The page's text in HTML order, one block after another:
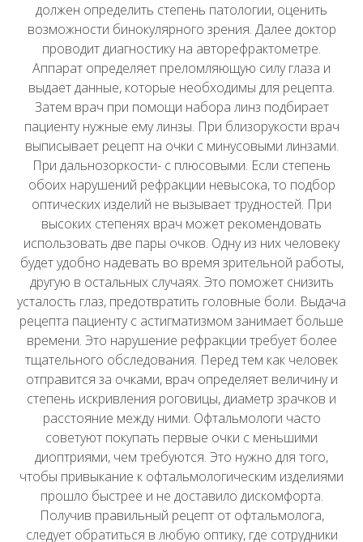
должен определить степень патологии, оценить
возможности бинокулярного зрения. Далее доктор
проводит диагностику на авторефрактометре.
Аппарат определяет преломляющую силу глаза и
выдает данные, которые необходимы для рецепта.
Затем врач при помощи набора линз подбирает
пациенту нужные ему линзы. При близорукости врач
выписывает рецепт на очки с минусовыми линзами.
При дальнозоркости- с плюсовыми. Если степень
обоих нарушений рефракции невысока, то подбор
оптических изделий не вызывает трудностей. При
высоких степенях врач может рекомендовать
использовать две пары очков. Одну из них человеку
будет удобно надевать во время зрительной работы,
другую в остальных случаях. Это поможет снизить
усталость глаз, предотвратить головные боли. Выдача
рецепта пациенту с астигматизмом занимает больше
времени. Это нарушение рефракции требует более
тщательного обследования. Перед тем как человек
отправится за очками, врач определяет величину и
степень искривления роговицы, диаметр зрачков и
расстояние между ними. Офтальмологи часто
советуют покупать первые очки с меньшими
диоптриями, чем требуются. Это нужно для того,
чтобы привыкание к офтальмологическим изделиями
прошло быстрее и не доставило дискомфорта.
Получив правильный рецепт от офтальмолога,
следует обратиться в любую оптику, где сотрудники